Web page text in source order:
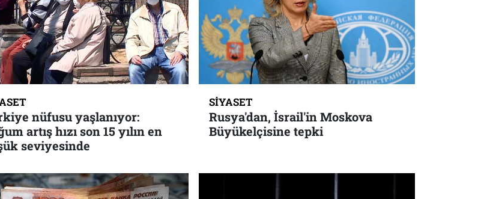
nüfusu yaşlanıyor:
artış hızı son 15 yılın en
seviyesinde
SIYASET
Rusya'dan, İsrail'in Moskova
Büyükelçisine tepki